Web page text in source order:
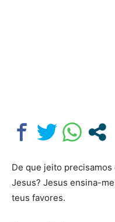
De que jeito
Jesus? Jesus ensina-
teus favores.